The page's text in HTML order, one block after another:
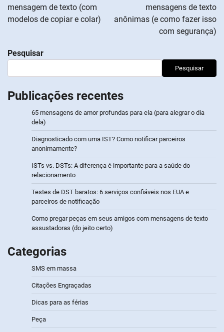
artigos
mensagem de texto (com
modelos de copiar e colar)
mensagens de texto
anônimas (e como fazer isso
com segurança)
Pesquisar
Pesquisar
Publicações recentes
65 mensagens de amor profundas para ela (para alegrar o dia
dela)
Diagnosticado com uma IST? Como notificar parceiros
anonimamente?
ISTs vs. DSTs: A diferença é importante para a saúde do
relacionamento
Testes de DST baratos: 6 serviços confiáveis nos EUA e
parceiros de notificação
Como pregar peças em seus amigos com mensagens de texto
assustadoras (do jeito certo)
Categorias
SMS em massa
Citações Engraçadas
Dicas para as férias
Peça